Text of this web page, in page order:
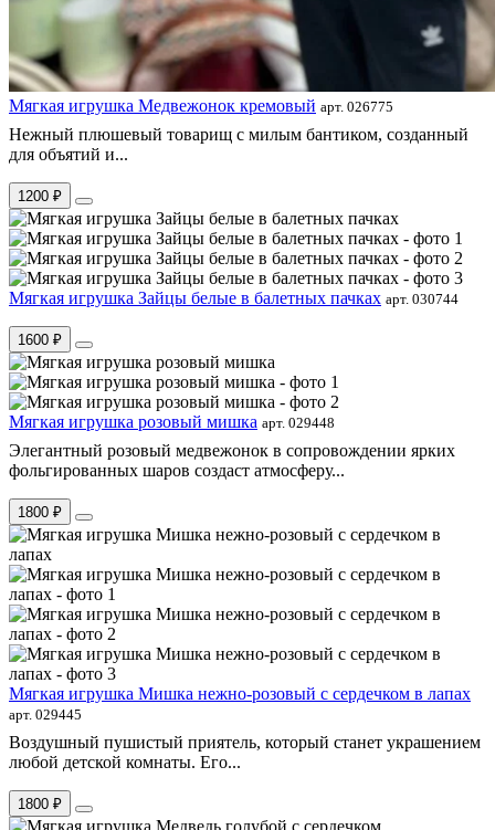
Мягкая игрушка Медвежонок кремовый арт. 026775
Нежный плюшевый товарищ с милым бантиком, созданный
для объятий и...
1200 ₽
Мягкая игрушка Зайцы белые в балетных пачках арт. 030744
1600 ₽
Мягкая игрушка розовый мишка арт. 029448
Элегантный розовый медвежонок в сопровождении ярких
фольгированных шаров создаст атмосферу...
1800 ₽
Мягкая игрушка Мишка нежно-розовый с сердечком в лапах
арт. 029445
Воздушный пушистый приятель, который станет украшением
любой детской комнаты. Его...
1800 ₽